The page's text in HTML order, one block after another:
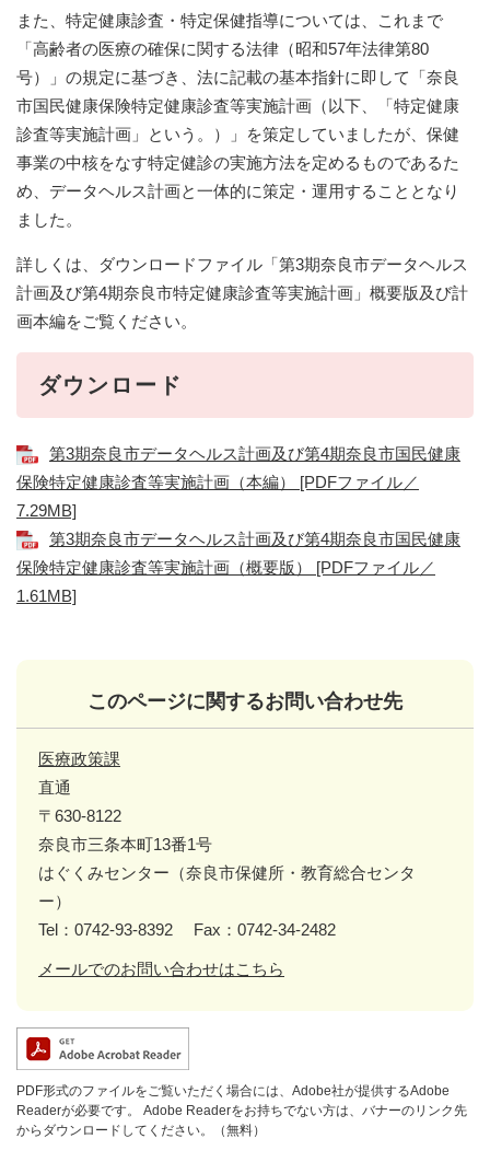
また、特定健康診査・特定保健指導については、これまで
「高齢者の医療の確保に関する法律（昭和57年法律第80
号）」の規定に基づき、法に記載の基本指針に即して「奈良
市国民健康保険特定健康診査等実施計画（以下、「特定健康
診査等実施計画」という。）」を策定していましたが、保健
事業の中核をなす特定健診の実施方法を定めるものであるた
め、データヘルス計画と一体的に策定・運用することとなり
ました。
詳しくは、ダウンロードファイル「第3期奈良市データヘルス
計画及び第4期奈良市特定健康診査等実施計画」概要版及び計
画本編をご覧ください。
ダウンロード
第3期奈良市データヘルス計画及び第4期奈良市国民健康
保険特定健康診査等実施計画（本編） [PDFファイル／
7.29MB]
第3期奈良市データヘルス計画及び第4期奈良市国民健康
保険特定健康診査等実施計画（概要版） [PDFファイル／
1.61MB]
このページに関するお問い合わせ先
医療政策課
直通
〒630-8122
奈良市三条本町13番1号
はぐくみセンター（奈良市保健所・教育総合センタ
ー）
Tel：0742-93-8392
Fax：0742-34-2482
メールでのお問い合わせはこちら
PDF形式のファイルをご覧いただく場合には、Adobe社が提供するAdobe
Readerが必要です。
Adobe Readerをお持ちでない方は、バナーのリンク先
からダウンロードしてください。（無料）